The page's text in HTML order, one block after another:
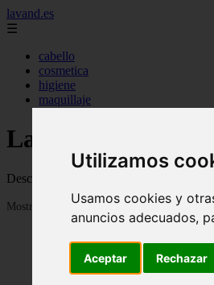
Utilizamos
Usamos cookies y
anuncios adecuados,
Aceptar Rechazar
lavand.es
☰
cabello
cosmetica
higiene
maquillaje
Lavandes -
Descubre todo lo que necesitas saber
Mostrando 1 - 24 de 315 artículos